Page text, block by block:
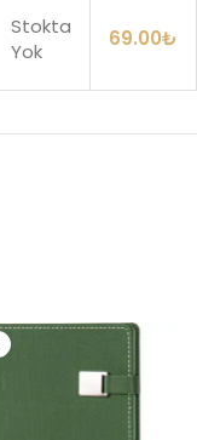
Stokta
Yok
69.00₺